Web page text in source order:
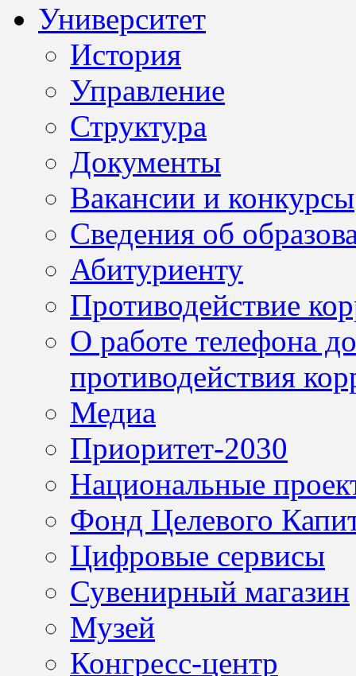
Университет
История
Управление
Структура
Документы
Вакансии и конкурсы
Сведения об
Абитуриенту
Противодействие
О работе телефона
противодействия
Медиа
Приоритет-2030
Национальные
Фонд Целевого
Цифровые сервисы
Сувенирный магазин
Музей
Конгресс-центр